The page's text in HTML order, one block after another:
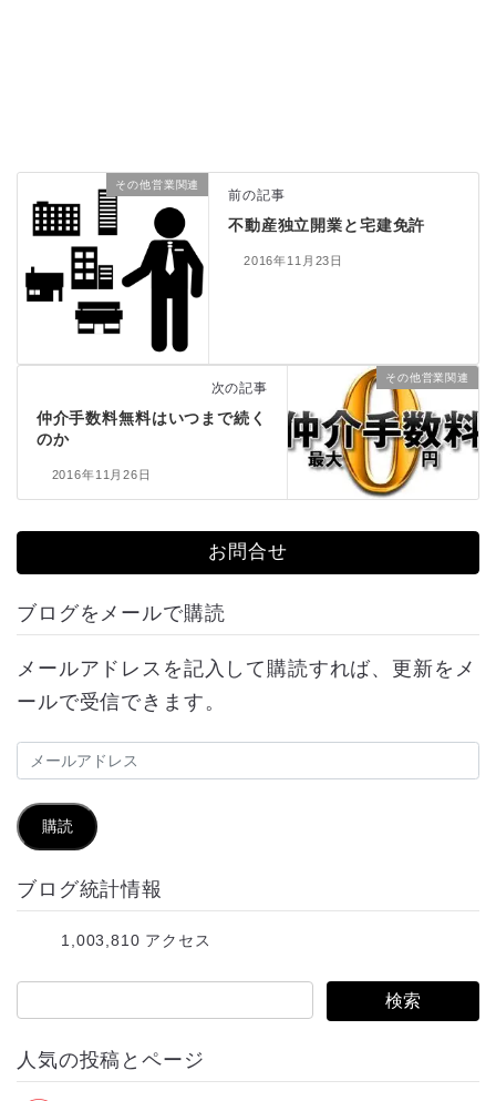
その他営業関連
前の記事
不動産独立開業と宅建免許
2016年11月23日
その他営業関連
次の記事
仲介手数料無料はいつまで続く
のか
2016年11月26日
お問合せ
ブログをメールで購読
メールアドレスを記入して購読すれば、更新をメ
ールで受信できます。
メ
ル
ア
ド
購読
ブログ統計情報
1,003,810 アクセス
人気の投稿とページ